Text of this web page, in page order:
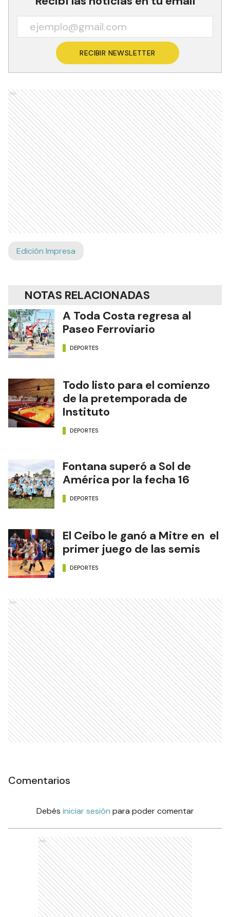
RECIBIR NEWSLETTER
Ads
Edición Impresa
NOTAS RELACIONADAS
A Toda Costa regresa al
Paseo Ferroviario
DEPORTES
Todo listo para el comienzo
de la pretemporada de
Instituto
DEPORTES
Fontana superó a Sol de
América por la fecha 16
DEPORTES
El Ceibo le ganó a Mitre en el
primer juego de las semis
DEPORTES
Ads
Comentarios
Debés iniciar sesión para poder comentar
Ads